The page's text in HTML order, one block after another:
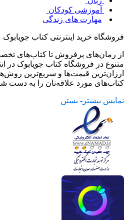
آموزشی کودکان
مهارت های زندگی
فروشگاه خرید اینترنتی کتاب جویابوک
از رمان‌های پرفروش تا کتاب‌های
متنوع در فروشگاه کتاب جویابوک در
ارزان‌ترین قیمت‌ها و سریع‌ترین
کتاب‌های مورد علاقه‌تان را به دست
نمایش بیشتر - بستن